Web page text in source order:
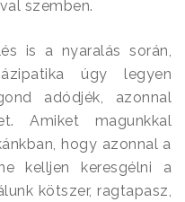
szemben.
is a nyaralás során,
úgy legyen
adódjék, azonnal
Amiket magunkkal
hogy azonnal a
kelljen keresgélni a
kötszer, ragtapasz,